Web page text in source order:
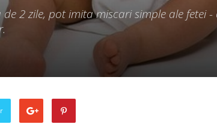
2 zile, pot imita miscari simple ale fetei -